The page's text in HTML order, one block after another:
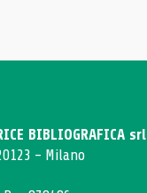
BIBLIOGRAFICA srl
- Milano